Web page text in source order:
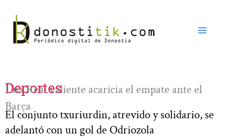
contenido
Deportes
Una Real valiente acaricia el empate ante el
Barça
El conjunto txuriurdin, atrevido y solidario, se
adelantó con un gol de Odriozola